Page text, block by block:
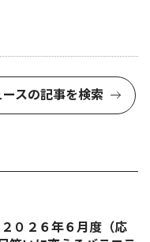
スの記事を検索
０２６年６月度（応